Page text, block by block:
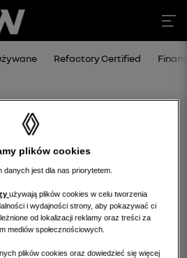
Refactory Certified
dealer nie ma
ofert w tej kategorii.
plików cookies
danych jest dla nas priorytetem.
używają plików cookies w celu tworzenia
i wydajności strony, aby pokazywać ci
od lokalizacji reklamy oraz treści za
mediów społecznościowych.
plików cookies oraz dowiedzieć się więcej